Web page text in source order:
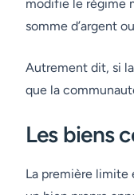
modifie le régime
somme d’argent
Autrement dit, si
que la
Les biens
La première limite